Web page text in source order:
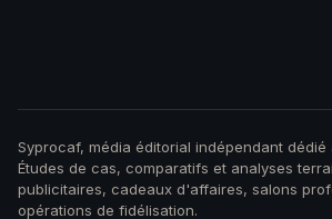
Syprocaf, média éditorial indépendant dédié
Études de cas, comparatifs et analyses
publicitaires, cadeaux d'affaires, salons
opérations de fidélisation.